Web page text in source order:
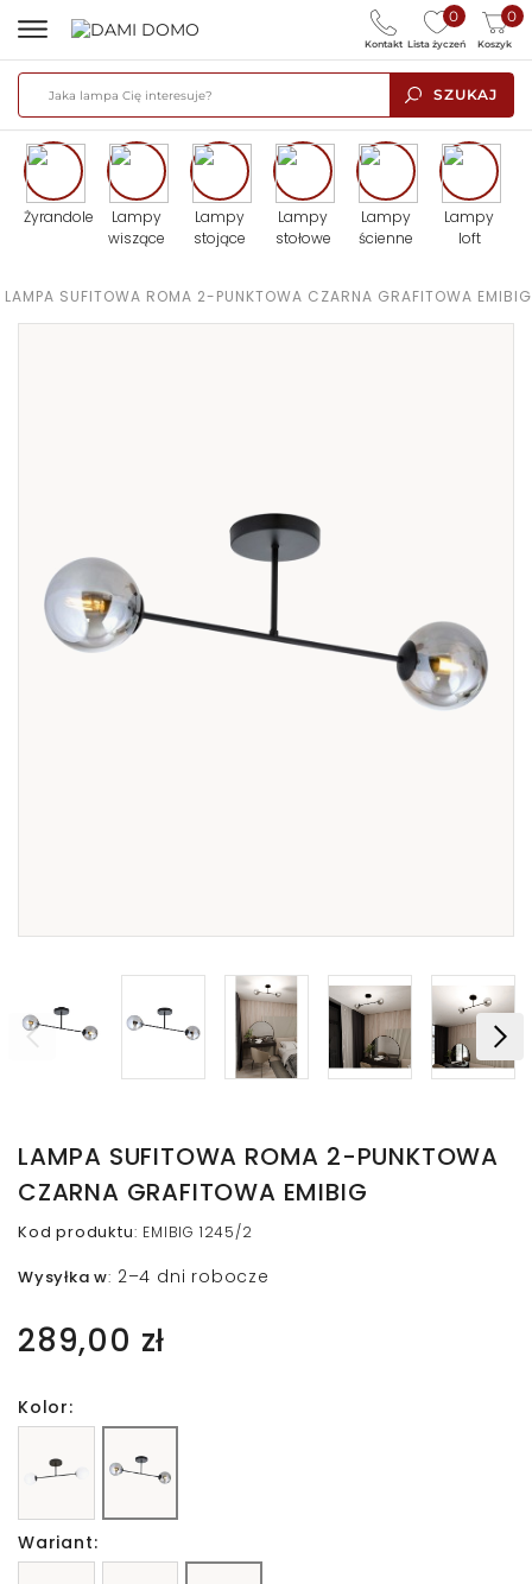
SZUKAJ
0
Lista życzeń
0
Koszyk
Kontakt
Żyrandole
Lampy
wiszące
Lampy
stojące
Lampy
stołowe
Lampy
ścienne
Lampy
loft
LAMPA SUFITOWA ROMA 2-PUNKTOWA CZARNA GRAFITOWA EMIBIG
LAMPA SUFITOWA ROMA 2-PUNKTOWA
CZARNA GRAFITOWA EMIBIG
Kod produktu: EMIBIG 1245/2
Wysyłka w: 2–4 dni robocze
289,00 zł
Kolor:
Wariant: